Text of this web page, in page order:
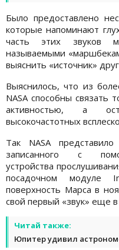
Было предоставлено
которые напоминают
часть этих звуков
называемыми
выяснить «источник»
Выяснилось, что из
NASA способны связать
активностью, а
высокочастотных
Так NASA
записанного с
устройства
посадочном модуле
поверхность Марса в
свой первый «звук» еще в
Читай также:
Юпитер удивил